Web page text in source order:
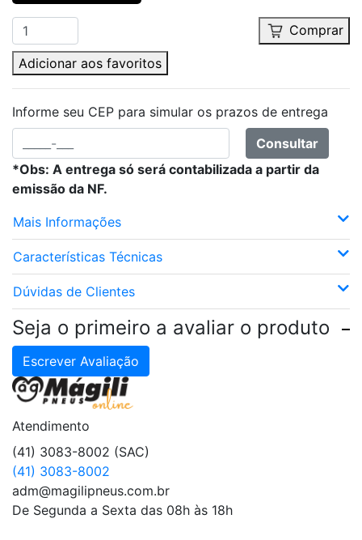
Comprar
Adicionar aos favoritos
Informe seu CEP para simular os prazos de entrega
Consultar
*Obs: A entrega só será contabilizada a partir da
emissão da NF.
Mais Informações
Características Técnicas
Dúvidas de Clientes
Seja o primeiro a avaliar o produto
Escrever Avaliação
Atendimento
(41) 3083-8002 (SAC)
(41) 3083-8002
adm@magilipneus.com.br
De Segunda a Sexta das 08h às 18h